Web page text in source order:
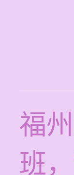
福
班